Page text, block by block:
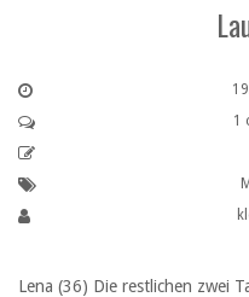
1
Lena (36) Die restlichen zwei